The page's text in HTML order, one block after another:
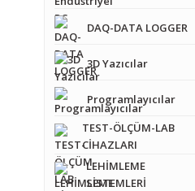
DAQ-DATA LOGGER
3D Yazıcılar
Programlayıcılar
TEST-ÖLÇÜM-LAB
CİHAZLARI
LEHİMLEME
SİSTEMLERİ